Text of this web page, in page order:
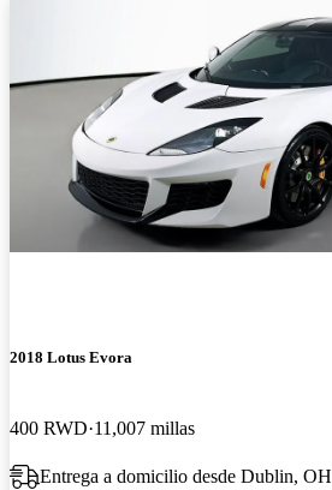
2018 Lotus Evora
400 RWD 11,007 millas
Entrega a domicilio desde Dublin, OH